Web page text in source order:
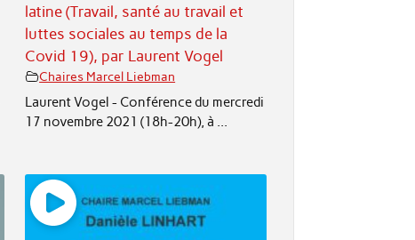
latine (Travail, santé au travail et
luttes sociales au temps de la
Covid 19), par Laurent Vogel
Chaires Marcel Liebman
Laurent Vogel - Conférence du mercredi
17 novembre 2021 (18h-20h), à ...